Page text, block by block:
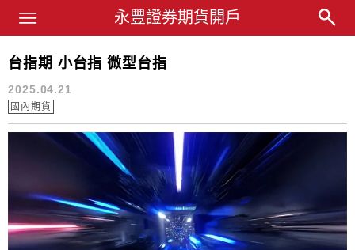
永豐業務經理杜昭逸Blog
永豐證券期貨開戶
Main Menu
台指期
台指期 小台指 微型台指
2025.04.21
國內期貨